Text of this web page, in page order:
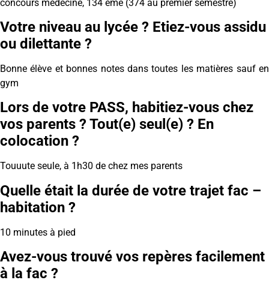
concours médecine, 134 ème (374 au premier semestre)
Votre niveau au lycée ? Etiez-vous assidu
ou dilettante ?
Bonne élève et bonnes notes dans toutes les matières sauf en
gym
Lors de votre PASS, habitiez-vous chez
vos parents ? Tout(e) seul(e) ? En
colocation ?
Touuute seule, à 1h30 de chez mes parents
Quelle était la durée de votre trajet fac –
habitation ?
10 minutes à pied
Avez-vous trouvé vos repères facilement
à la fac ?